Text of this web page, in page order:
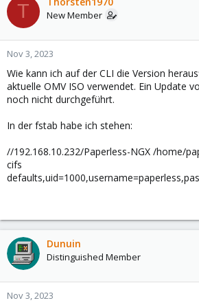
T New Member
Nov 3, 2023
Wie kann ich auf der CLI die Version
aktuelle OMV ISO verwendet. Ein Update
noch nicht durchgeführt.
In der fstab habe ich stehen:
//192.168.10.232/Paperless-NGX /home/
cifs
Dunuin
Distinguished Member
Nov 3, 2023